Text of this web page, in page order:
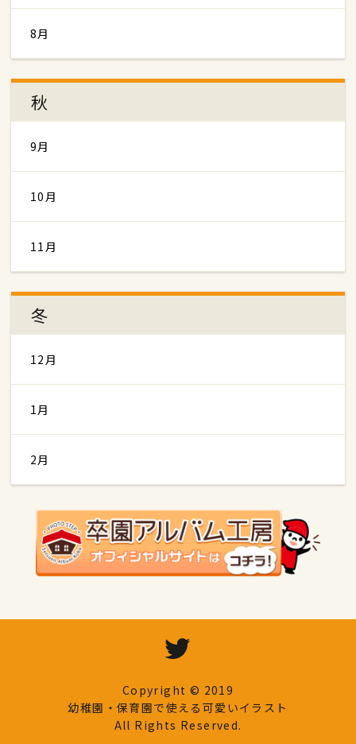
8月
秋
9月
10月
11月
冬
12月
1月
2月
Copyright © 2019
幼稚園・保育園で使える可愛いイラスト
All Rights Reserved.